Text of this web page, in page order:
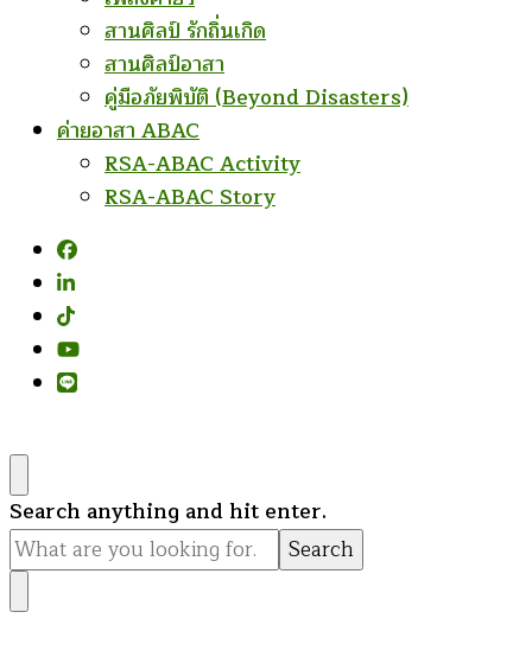
สานศิลป์ รักถิ่นเกิด
สานศิลป์อาสา
คู่มือภัยพิบัติ (Beyond Disasters)
ค่ายอาสา ABAC
RSA-ABAC Activity
RSA-ABAC Story
Looking
for
Something?
Search anything and hit enter.